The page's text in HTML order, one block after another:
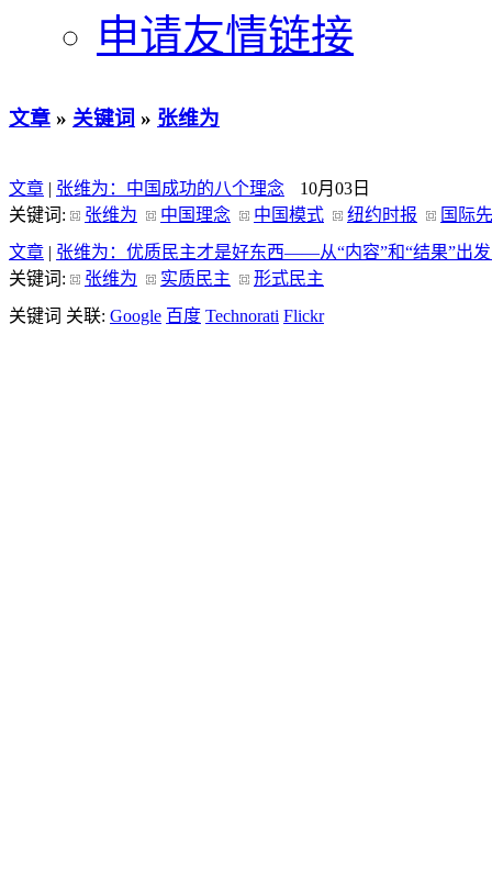
申请友情链接
文章 » 关键词 » 张维为
文章 | 张维为：中国成功的八个理念
10月03日
关键词:
张维为 中国理念 中国模式 纽约时报
国际
文章 | 张维为：优质民主才是好东西——从“内容”和“结果”出
关键词:
张维为 实质民主
形式民主
关键词 关联: Google 百度 Technorati Flickr